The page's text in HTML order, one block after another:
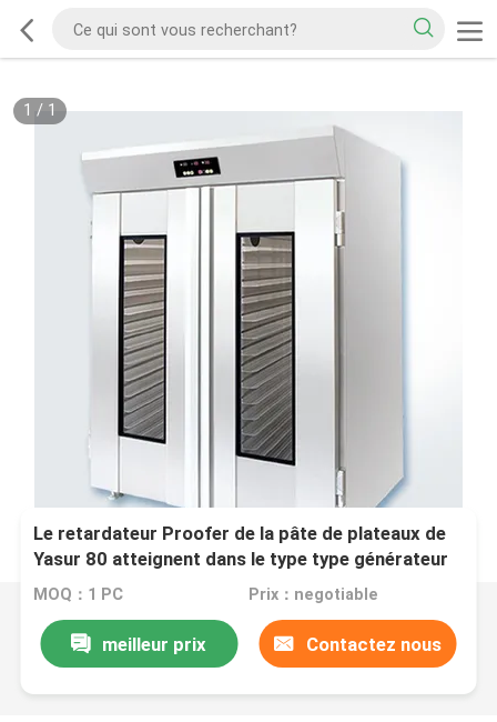
1 / 1
Le retardateur Proofer de la pâte de plateaux de
Yasur 80 atteignent dans le type type générateur
de lavage d'air des plateaux 2kw de 40x60cm de
MOQ：1 PC Prix：negotiable
meilleur prix Contactez nous